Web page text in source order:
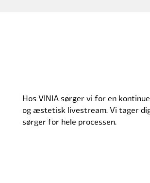
Hos VINIA sørger vi for en
og æstetisk livestream. Vi tager
sørger for hele processen.